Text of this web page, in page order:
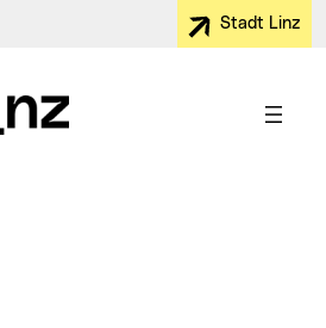
Stadt Linz